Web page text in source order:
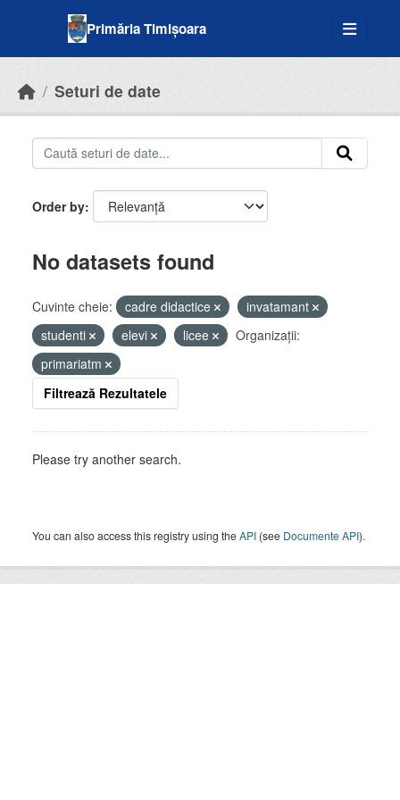
Primăria Timișoara
Seturi de date
Order by
No datasets found
Cuvinte cheie: cadre didactice
invatamant
studenti
elevi licee
Organizații:
primariatm
Filtrează Rezultatele
Please try another search.
You can also access this registry using theAPI (see Documente API).